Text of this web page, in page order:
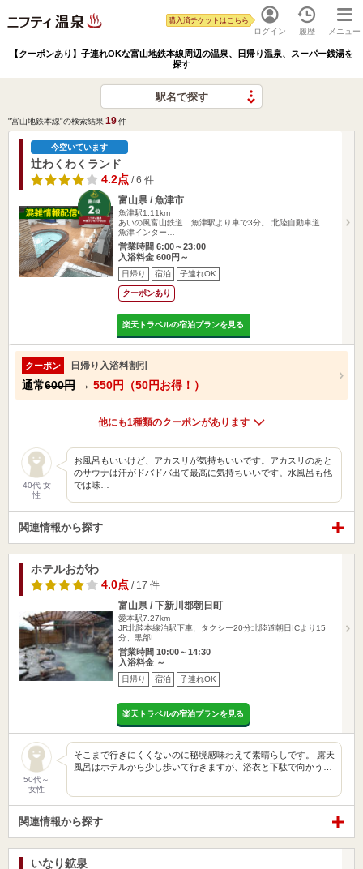
ログイン
購入済チケットはこちら
履歴 メニュー
【クーポンあり】子連れOKな富山地鉄本線周辺の温泉、日帰り温泉、スーパー銭湯を
探す
駅名で探す
"富山地鉄本線"の検索結果19件
今空いています
辻わくわくランド
4.2点 / 6 件
富山県 / 魚津市
魚津駅1.11km
あいの風富山鉄道 魚津駅より車で3分。 北陸自動車道
魚津インター…
営業時間 6:00～23:00
入浴料金 600円～
日帰り 宿泊 子連れOK
クーポンあり
楽天トラベルの宿泊プランを見る
クーポン 日帰り入浴料割引
通常600円 → 550円（50円お得！）
他にも1種類のクーポンがあります
40代 女
性
お風呂もいいけど、アカスリが気持ちいいです。アカスリのあと
のサウナは汗がドバドバ出て最高に気持ちいいです。水風呂も他
では味…
関連情報から探す
ホテルおがわ
4.0点 / 17 件
富山県 / 下新川郡朝日町
愛本駅7.27km
JR北陸本線泊駅下車、タクシー20分北陸道朝日ICより15
分、黒部I…
営業時間 10:00～14:30
入浴料金 ～
日帰り 宿泊 子連れOK
楽天トラベルの宿泊プランを見る
50代～
女性
そこまで行きにくくないのに秘境感味わえて素晴らしです。 露天
風呂はホテルから少し歩いて行きますが、浴衣と下駄で向かう…
関連情報から探す
いなり鉱泉